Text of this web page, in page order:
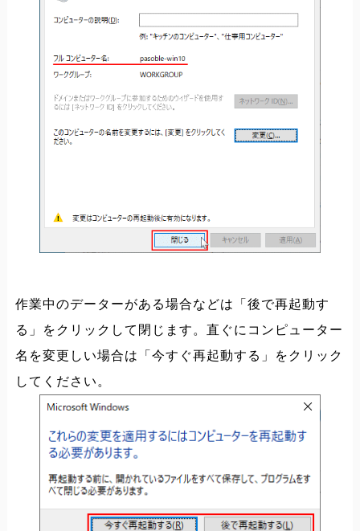
作業中のデーターがある場合などは「後で再起動す
る」をクリックして閉じます。直ぐにコンピューター
名を変更しい場合は「今すぐ再起動する」をクリック
してください。